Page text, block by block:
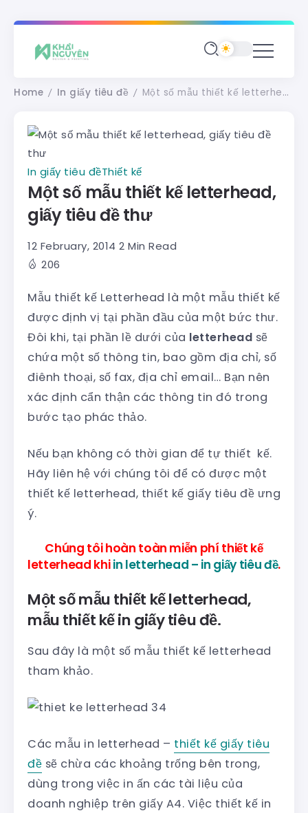
Home / In giấy tiêu đề / Một số mẫu thiết kế letterhead, giấy tiêu đề thư
In giấy tiêu đềThiết kế
Một số mẫu thiết kế letterhead,
giấy tiêu đề thư
12 February, 2014 2 Min Read
206
Mẫu thiết kế Letterhead là một mẫu thiết kế
được định vị tại phần đầu của một bức thư.
Đôi khi, tại phần lề dưới của letterhead sẽ
chứa một số thông tin, bao gồm địa chỉ, số
điênh thoại, số fax, địa chỉ email… Bạn nên
xác định cẩn thận các thông tin đó trong
bước tạo phác thảo.
Nếu bạn không có thời gian để tự thiết kế.
Hãy liên hệ với chúng tôi để có được một
thiết kế letterhead, thiết kế giấy tiêu đề ưng
ý.
Chúng tôi hoàn toàn miễn phí thiết kế
letterhead khiin letterhead – in giấy tiêu đề.
Một số mẫu thiết kế letterhead,
mẫu thiết kế in giấy tiêu đề.
Sau đây là một số mẫu thiết kế letterhead
tham khảo.
Các mẫu in letterhead – thiết kế giấy tiêu
đề sẽ chừa các khoảng trống bên trong,
dùng trong việc in ấn các tài liệu của
doanh nghiệp trên giấy A4. Việc thiết kế in